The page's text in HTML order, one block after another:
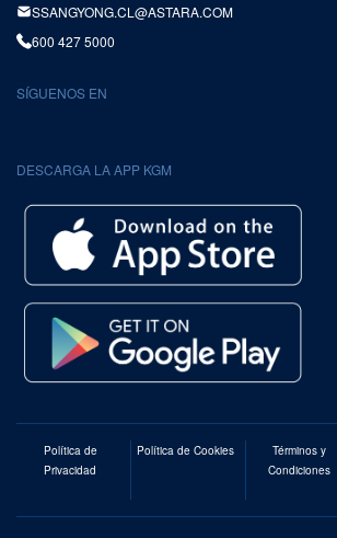
SSANGYONG.CL@ASTARA.COM
600 427 5000
SÍGUENOS EN
DESCARGA LA APP KGM
Política de
Privacidad
Política de Cookies
Términos y
Condiciones